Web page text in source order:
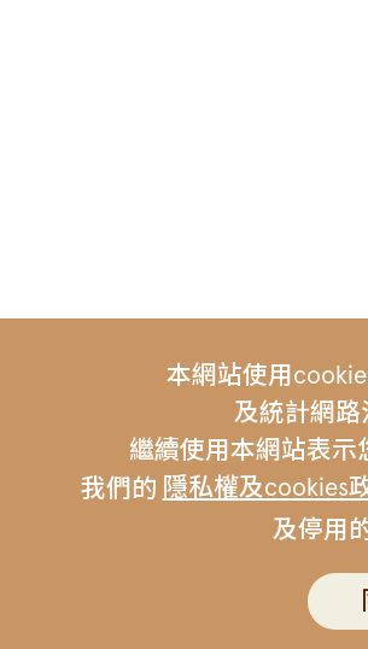
友站連結 | 伯
伯朗行動
本網站使用
及統計網路
繼續使用本網站表示
我們的 隱私權及cookies
及停用